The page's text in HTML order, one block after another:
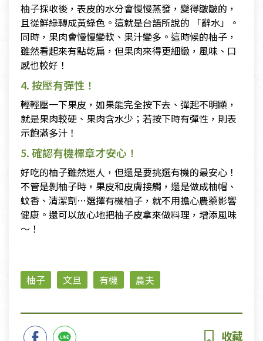
柚子採收後，表皮的水分會慢慢蒸發，變得皺皺的，
且從鮮綠轉成黃綠色。這就是台語所說的 「辭水」。
同時，果肉會慢慢變軟、果汁變多。這時候的柚子，
雖然看起來有點乾扁，但果肉來得更細緻，風味、口
感也較好！
4. 按壓有彈性！
輕輕壓一下果皮，如果能完全按下去、彈起不明顯，
就是果肉較硬、果肉含水少；若按下時有彈性，則表
示飽滿多汁！
5. 確認有機標章才安心！
好吃的柚子雖然迷人，但還是要挑選有機的最安心！
不管是剝柚子時，果皮和皮膚接觸，還是做成柚帽、
蚊香、清潔劑…選擇有機柚子，就不用擔心農藥影響
健康。還可以放心地把柚子皮拿來做料理，增添風味
～！
柚子 文旦 有機 農夫